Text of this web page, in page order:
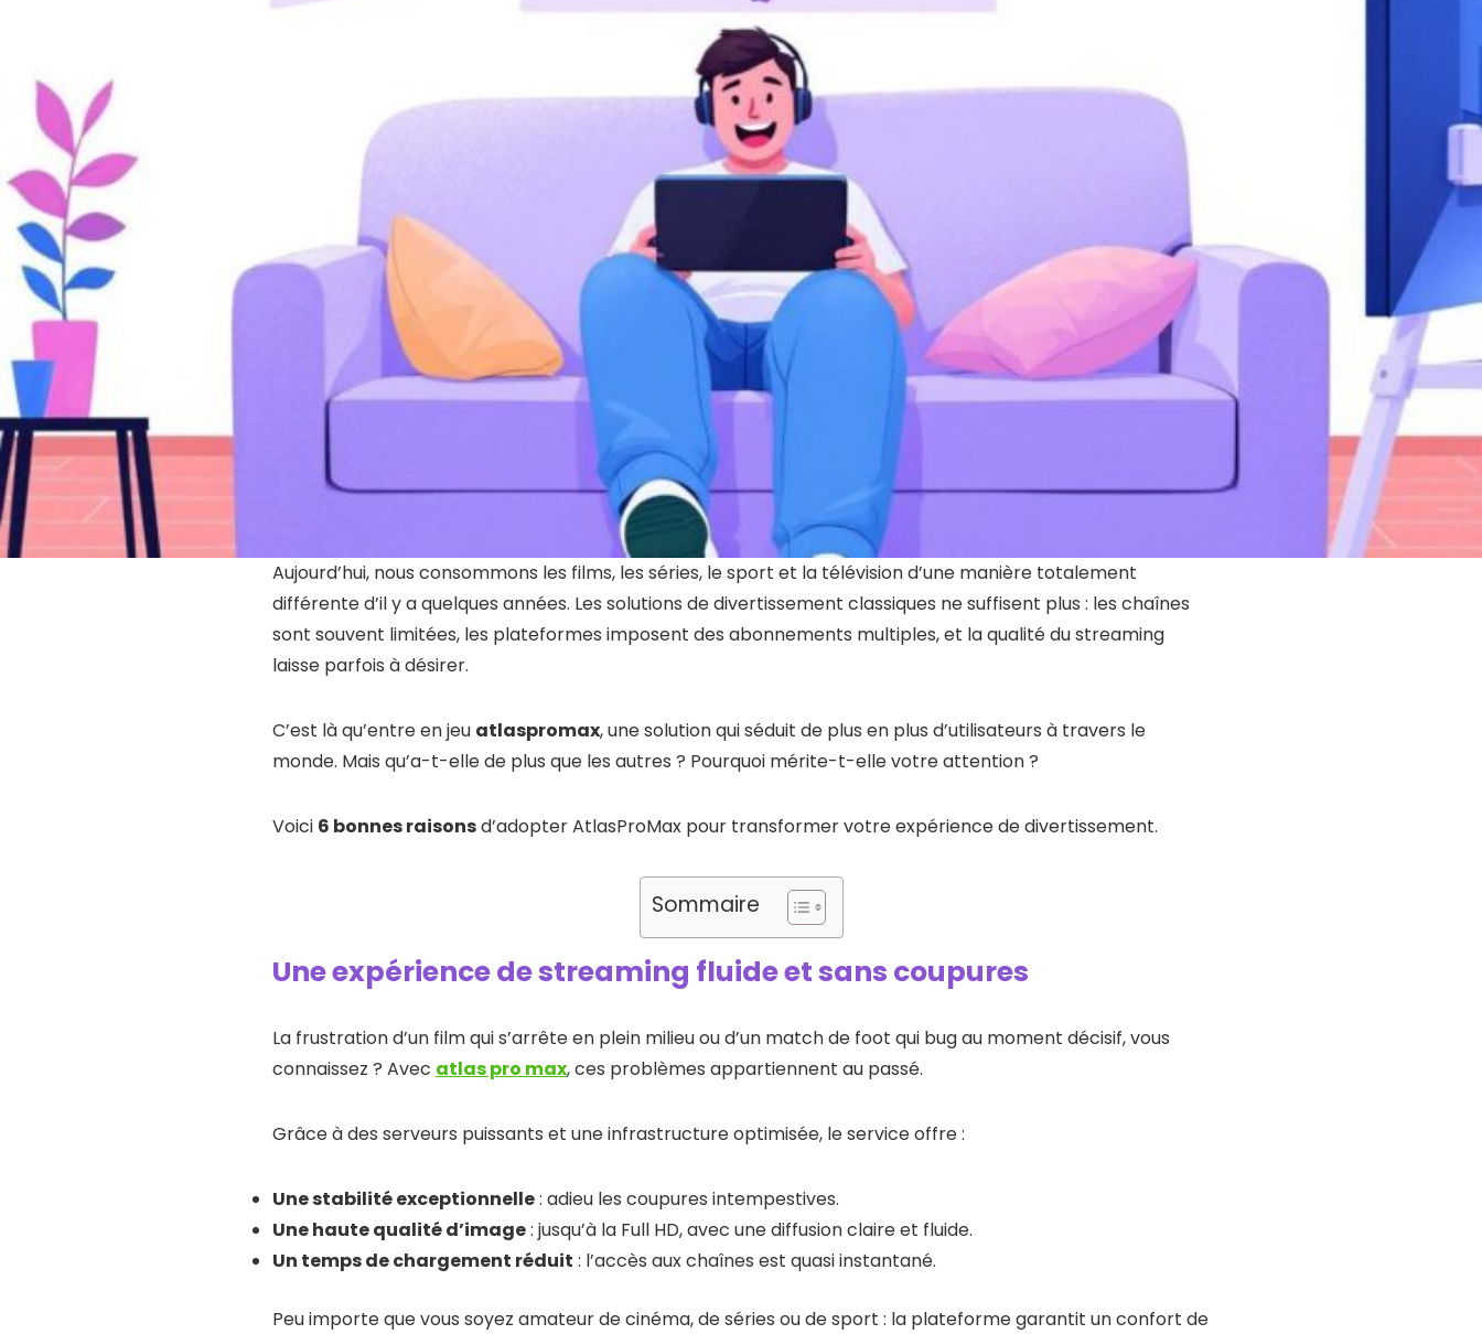
Aujourd’hui, nous consommons les films, les séries, le sport et la télévision d’une manière totalement
différente d’il y a quelques années. Les solutions de divertissement classiques ne suffisent plus : les chaînes
sont souvent limitées, les plateformes imposent des abonnements multiples, et la qualité du streaming
laisse parfois à désirer.
C’est là qu’entre en jeu atlaspromax, une solution qui séduit de plus en plus d’utilisateurs à travers le
monde. Mais qu’a-t-elle de plus que les autres ? Pourquoi mérite-t-elle votre attention ?
Voici 6 bonnes raisonsd’adopter AtlasProMax pour transformer votre expérience de divertissement.
Sommaire
Une expérience de streaming fluide et sans coupures
La frustration d’un film qui s’arrête en plein milieu ou d’un match de foot qui bug au moment décisif, vous
connaissez ? Avec atlas pro max, ces problèmes appartiennent au passé.
Grâce à des serveurs puissants et une infrastructure optimisée, le service offre :
Une stabilité exceptionnelle: adieu les coupures intempestives.
Une haute qualité d’image: jusqu’à la Full HD, avec une diffusion claire et fluide.
Un temps de chargement réduit : l’accès aux chaînes est quasi instantané.
Peu importe que vous soyez amateur de cinéma, de séries ou de sport : la plateforme garantit un confort de